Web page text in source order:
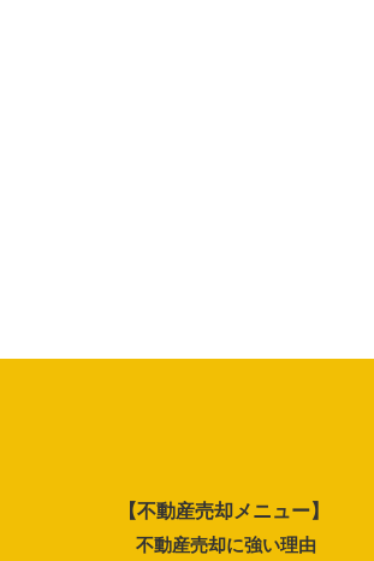
【不動産売却メニュー】
不動産売却に強い理由